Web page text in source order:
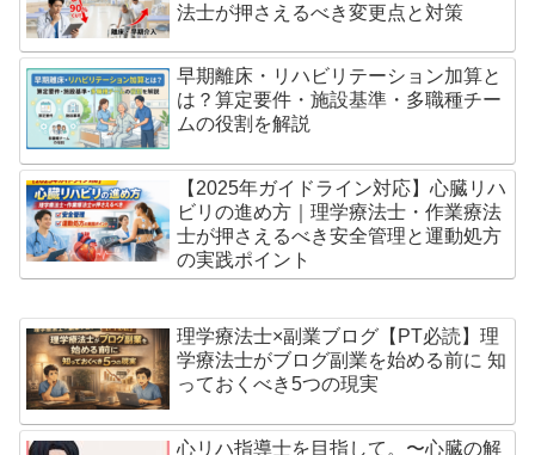
法士が押さえるべき変更点と対策
早期離床・リハビリテーション加算と
は？算定要件・施設基準・多職種チー
ムの役割を解説
【2025年ガイドライン対応】心臓リハ
ビリの進め方｜理学療法士・作業療法
士が押さえるべき安全管理と運動処方
の実践ポイント
理学療法士×副業ブログ【PT必読】理
学療法士がブログ副業を始める前に 知
っておくべき5つの現実
心リハ指導士を目指して。〜心臓の解